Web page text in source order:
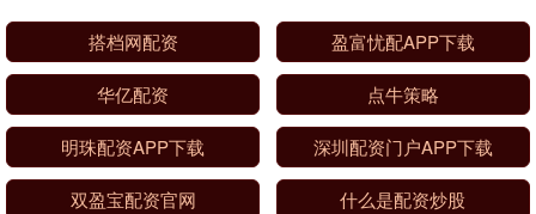
搭档网配资 盈富忧配APP下载
华亿配资 点牛策略
明珠配资APP下载 深圳配资门户APP下载
双盈宝配资官网 什么是配资炒股